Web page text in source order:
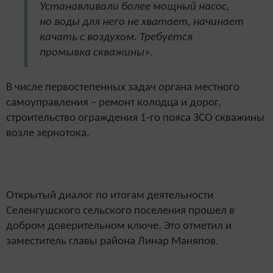
Устанавливали более мощный насос,
но воды для него не хватает, начинает
качать с воздухом. Требуется
промывка скважины».
В числе первостепенных задач органа местного
самоуправления – ремонт колодца и дорог,
строительство ограждения 1-го пояса ЗСО скважины
возле зернотока.
Открытый диалог по итогам деятельности
Селенгушского сельского поселения прошел в
добром доверительном ключе. Это отметил и
заместитель главы района Линар Маняпов.